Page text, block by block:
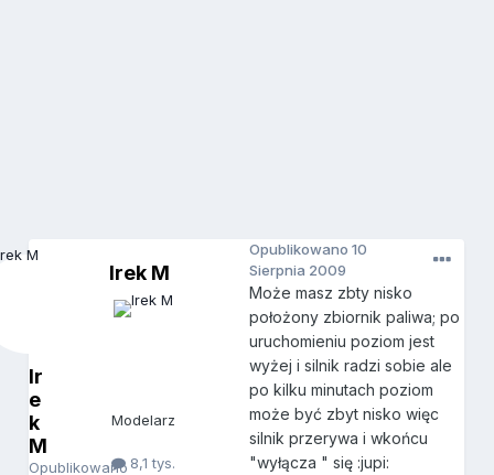
Ir
e
k
M
Opublikowano
Irek M
Modelarz
8,1 tys.
Opublikowano10
Sierpnia 2009
Może masz zbty nisko
położony zbiornik paliwa; po
uruchomieniu poziom jest
wyżej i silnik radzi sobie ale
po kilku minutach poziom
może być zbyt nisko więc
silnik przerywa i wkońcu
"wyłącza " się :jupi: